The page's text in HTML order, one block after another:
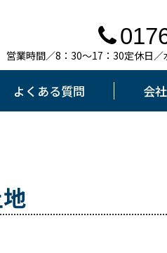
営業時間／8：30～17：30定休日
よくある質問 会